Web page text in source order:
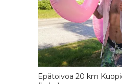
Epätoivoa 20 km